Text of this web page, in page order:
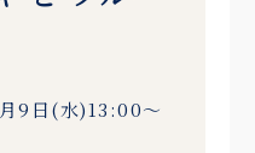
9日(水)13:00〜